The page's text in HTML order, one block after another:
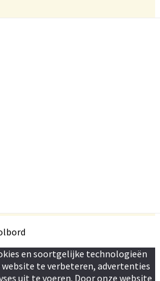
en soortgelijke technologieën
te verbeteren, advertenties
uit te voeren. Door onze website